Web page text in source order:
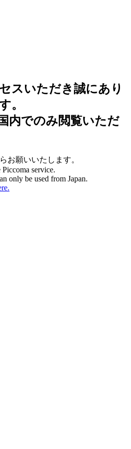
スいただき誠にあり
。
内でのみ閲覧いただ
お願いいたします。
service.
only be used from Japan.